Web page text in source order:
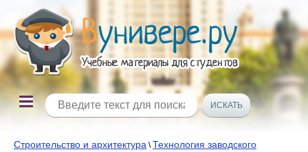
Строительство и архитектура \Технология заводского